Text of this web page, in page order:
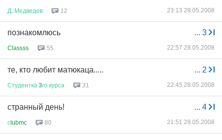
Д Медведев 12 23:13 28.05.2008
... 3
познакомлюсь
Classss 55 22:57 28.05.2008
... 2
те, кто любит матюкаца.....
Студентка 3го курса 31 22:45 28.05.2008
... 4
странный день!
сlubmc 80 21:51 28.05.2008